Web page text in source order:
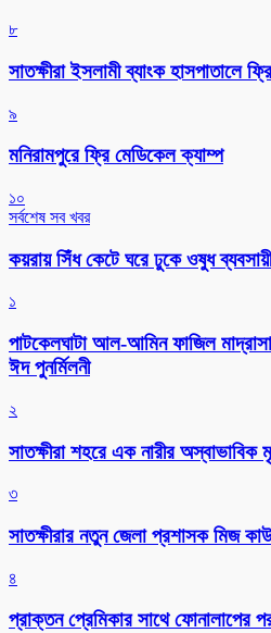
৮
সাতক্ষীরা ইসলামী ব্যাংক হাসপাতালে
৯
মনিরামপুরে ফ্রি মেডিকেল ক্যাম্প
১০
সর্বশেষ সব খবর
কয়রায় সিঁধ কেটে ঘরে ঢুকে ওষুধ
১
পাটকেলঘাটা আল-আমিন ফাজিল
ঈদ পুনর্মিলনী
২
সাতক্ষীরা শহরে এক নারীর
৩
সাতক্ষীরার নতুন জেলা প্রশাসক মিজ
৪
প্রাক্তন প্রেমিকার সাথে ফোনালাপের